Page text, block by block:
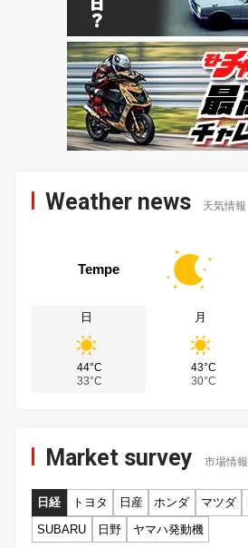
Weather news 天気情報
Tempe
日
44°C
33°C
月
43°C
30°C
Market survey 市場情報
日経 トヨタ 日産 ホンダ マツダ
SUBARU
日野 ヤマハ発動機